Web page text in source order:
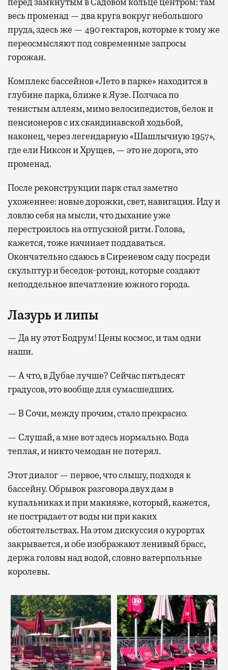
весь променад — два круга вокруг небольшого
пруда, здесь же — 490 гектаров, которые к тому же
переосмысляют под современные запросы
горожан.
Комплекс бассейнов «Лето в парке» находится в
глубине парка, ближе к Яузе. Полчаса по
тенистым аллеям, мимо велосипедистов, белок и
пенсионеров с их скандинавской ходьбой,
наконец, через легендарную «Шашлычную 1957»,
где ели Никсон и Хрущев, — это не дорога, это
променад.
После реконструкции парк стал заметно
ухоженнее: новые дорожки, свет, навигация. Иду и
ловлю себя на мысли, что дыхание уже
перестроилось на отпускной ритм. Голова,
кажется, тоже начинает поддаваться.
Окончательно сдаюсь в Сиреневом саду посреди
скульптур и беседок-ротонд, которые создают
неподдельное впечатление южного города.
Лазурь и липы
— Да ну этот Бодрум! Цены космос, и там одни
наши.
— А что, в Дубае лучше? Сейчас пятьдесят
градусов, это вообще для сумасшедших.
— В Сочи, между прочим, стало прекрасно.
— Слушай, а мне вот здесь нормально. Вода
теплая, и никто чемодан не потерял.
Этот диалог — первое, что слышу, подходя к
бассейну. Обрывок разговора двух дам в
купальниках и при макияже, который, кажется,
не пострадает от воды ни при каких
обстоятельствах. На этом дискуссия о курортах
закрывается, и обе изображают ленивый брасс,
держа головы над водой, словно ватерпольные
королевы.